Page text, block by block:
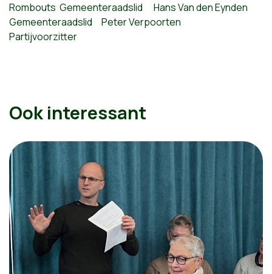
Rombouts Gemeenteraadslid Hans Van den Eynden
Gemeenteraadslid Peter Verpoorten
Partijvoorzitter
Ook interessant